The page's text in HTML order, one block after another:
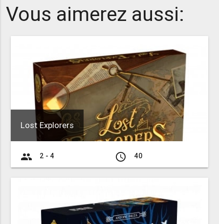
Vous aimerez aussi:
Lost Explorers
group 2 - 4 access_time 40